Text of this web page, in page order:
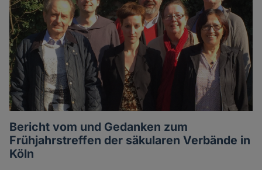
Bericht vom und Gedanken zum
Frühjahrstreffen der säkularen Verbände in
Köln